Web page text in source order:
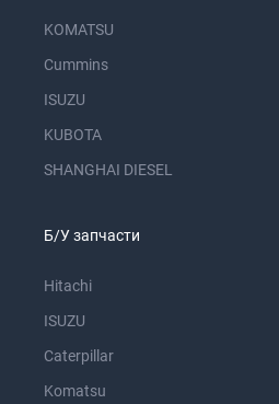
KOMATSU
Cummins
ISUZU
KUBOTA
SHANGHAI DIESEL
Б/У запчасти
Hitachi
ISUZU
Caterpillar
Komatsu